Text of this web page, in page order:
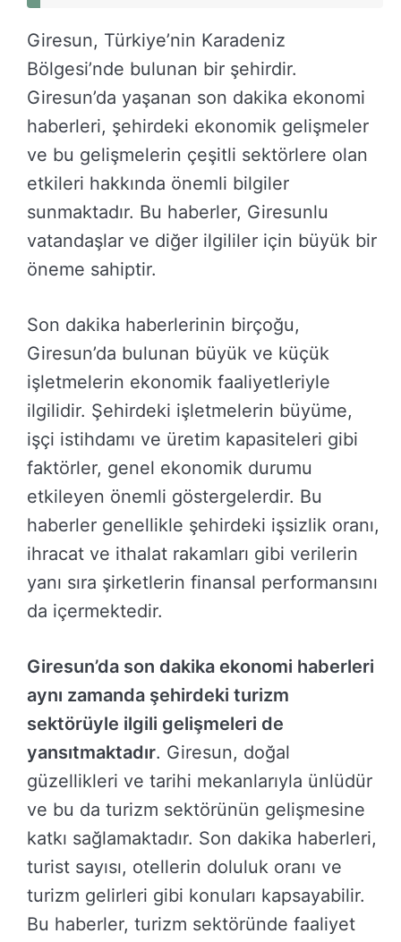
Giresun, Türkiye’nin Karadeniz
Bölgesi’nde bulunan bir şehirdir.
Giresun’da yaşanan son dakika ekonomi
haberleri, şehirdeki ekonomik gelişmeler
ve bu gelişmelerin çeşitli sektörlere olan
etkileri hakkında önemli bilgiler
sunmaktadır. Bu haberler, Giresunlu
vatandaşlar ve diğer ilgililer için büyük bir
öneme sahiptir.
Son dakika haberlerinin birçoğu,
Giresun’da bulunan büyük ve küçük
işletmelerin ekonomik faaliyetleriyle
ilgilidir. Şehirdeki işletmelerin büyüme,
işçi istihdamı ve üretim kapasiteleri gibi
faktörler, genel ekonomik durumu
etkileyen önemli göstergelerdir. Bu
haberler genellikle şehirdeki işsizlik oranı,
ihracat ve ithalat rakamları gibi verilerin
yanı sıra şirketlerin finansal performansını
da içermektedir.
Giresun’da son dakika ekonomi haberleri
aynı zamanda şehirdeki turizm
sektörüyle ilgili gelişmeleri de
yansıtmaktadır. Giresun, doğal
güzellikleri ve tarihi mekanlarıyla ünlüdür
ve bu da turizm sektörünün gelişmesine
katkı sağlamaktadır. Son dakika haberleri,
turist sayısı, otellerin doluluk oranı ve
turizm gelirleri gibi konuları kapsayabilir.
Bu haberler, turizm sektöründe faaliyet